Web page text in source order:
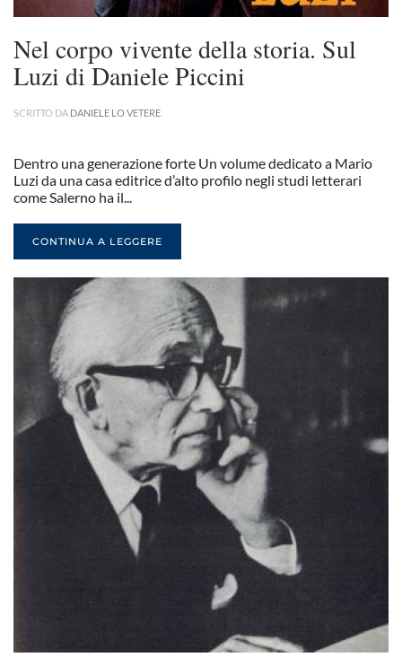
Nel corpo vivente della storia. Sul
Luzi di Daniele Piccini
SCRITTO DA DANIELE LO VETERE
Dentro una generazione forte Un volume dedicato a Mario
Luzi da una casa editrice d’alto profilo negli studi letterari
come Salerno ha il...
CONTINUA A LEGGERE